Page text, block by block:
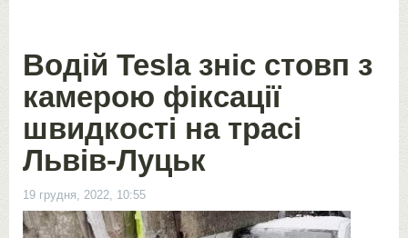
Водій Tesla зніс стовп з
камерою фіксації
швидкості на трасі
Львів-Луцьк
19 грудня, 2022, 10:55